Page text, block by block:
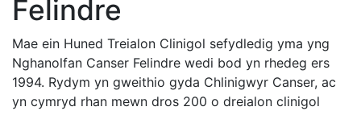
Felindre
Mae ein Huned Treialon Clinigol sefydledig yma yng
Nghanolfan Canser Felindre wedi bod yn rhedeg ers
1994. Rydym yn gweithio gyda Chlinigwyr Canser, ac
yn cymryd rhan mewn dros 200 o dreialon clinigol